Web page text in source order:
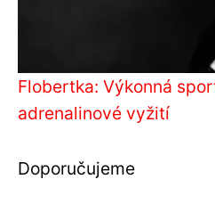
Flobertka: Výkonná
adrenalinové vyžití
Doporučujeme